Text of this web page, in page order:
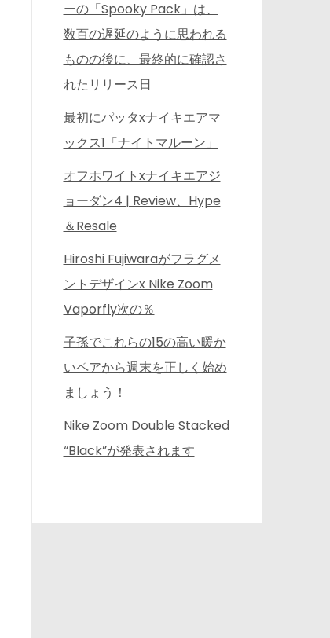
ーの「Spooky Pack」は、
数百の遅延のように思われる
ものの後に、最終的に確認さ
れたリリース日
最初にパッタxナイキエアマ
ックス1「ナイトマルーン」
オフホワイトxナイキエアジ
ョーダン4 | Review、Hype
＆Resale
Hiroshi Fujiwaraがフラグメ
ントデザインx Nike Zoom
Vaporfly次の％
子孫でこれらの15の高い暖か
いペアから週末を正しく始め
ましょう！
Nike Zoom Double Stacked
“Black”が発表されます